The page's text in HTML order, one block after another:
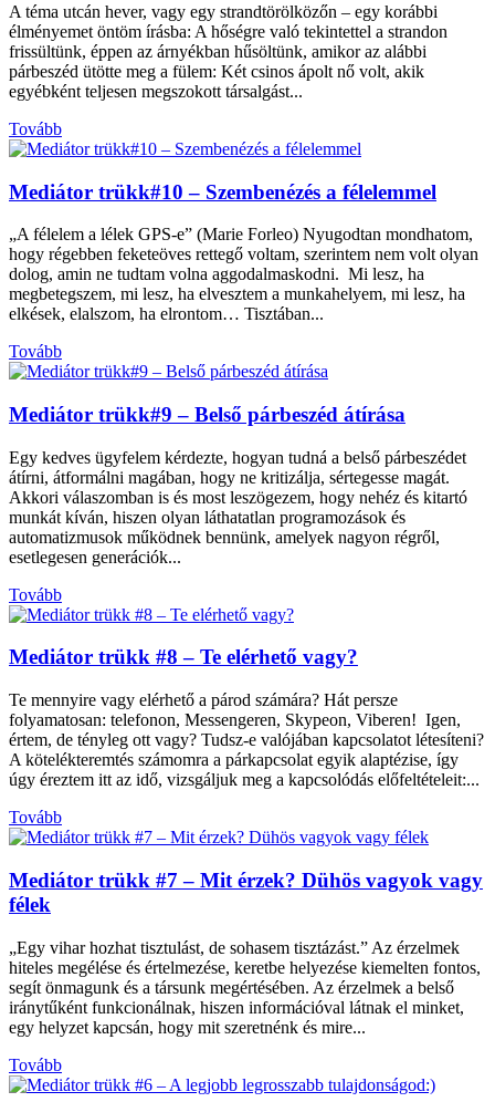
A téma utcán hever, vagy egy strandtörölközőn – egy korábbi
élményemet öntöm írásba: A hőségre való tekintettel a strandon
frissültünk, éppen az árnyékban hűsöltünk, amikor az alábbi
párbeszéd ütötte meg a fülem: Két csinos ápolt nő volt, akik
egyébként teljesen megszokott társalgást...
Tovább
Mediátor trükk#10 – Szembenézés a félelemmel
„A félelem a lélek GPS-e” (Marie Forleo) Nyugodtan mondhatom,
hogy régebben feketeöves rettegő voltam, szerintem nem volt olyan
dolog, amin ne tudtam volna aggodalmaskodni. Mi lesz, ha
megbetegszem, mi lesz, ha elvesztem a munkahelyem, mi lesz, ha
elkések, elalszom, ha elrontom… Tisztában...
Tovább
Mediátor trükk#9 – Belső párbeszéd átírása
Egy kedves ügyfelem kérdezte, hogyan tudná a belső párbeszédet
átírni, átformálni magában, hogy ne kritizálja, sértegesse magát.
Akkori válaszomban is és most leszögezem, hogy nehéz és kitartó
munkát kíván, hiszen olyan láthatatlan programozások és
automatizmusok működnek bennünk, amelyek nagyon régről,
esetlegesen generációk...
Tovább
Mediátor trükk #8 – Te elérhető vagy?
Te mennyire vagy elérhető a párod számára? Hát persze
folyamatosan: telefonon, Messengeren, Skypeon, Viberen! Igen,
értem, de tényleg ott vagy? Tudsz-e valójában kapcsolatot létesíteni?
A kötelékteremtés számomra a párkapcsolat egyik alaptézise, így
úgy éreztem itt az idő, vizsgáljuk meg a kapcsolódás előfeltételeit:...
Tovább
Mediátor trükk #7 – Mit érzek? Dühös vagyok vagy
félek
„Egy vihar hozhat tisztulást, de sohasem tisztázást.” Az érzelmek
hiteles megélése és értelmezése, keretbe helyezése kiemelten fontos,
segít önmagunk és a társunk megértésében. Az érzelmek a belső
iránytűként funkcionálnak, hiszen információval látnak el minket,
egy helyzet kapcsán, hogy mit szeretnénk és mire...
Tovább